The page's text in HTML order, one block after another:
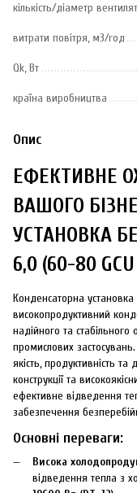
кількість/діаметр
витрати повітря, м3/год
Qk, Вт
країна виробництва
Опис
ЕФЕКТИВНЕ
ВАШОГО
УСТАНОВКА
6,0 (60-80
Конденсаторна установка
високопродуктивний
надійного та
промислових
якість, продуктивність та
конструкції та
ефективне відведення
забезпечення
Основні переваги:
Висока
відведення тепла з